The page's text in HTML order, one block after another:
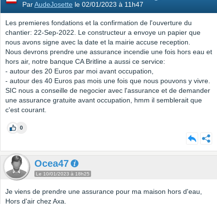
ParAudeJosette le 02/01/2023 à 11h47
Les premieres fondations et la confirmation de l'ouverture du
chantier: 22-Sep-2022. Le constructeur a envoye un papier que
nous avons signe avec la date et la mairie accuse reception.
Nous devrons prendre une assurance incendie une fois hors eau et
hors air, notre banque CA Britline a aussi ce service:
- autour des 20 Euros par moi avant occupation,
- autour des 40 Euros pas mois une fois que nous pouvons y vivre.
SIC nous a conseille de negocier avec l'assurance et de demander
une assurance gratuite avant occupation, hmm il semblerait que
c'est courant.
0
Ocea47
Le 10/01/2023 à 18h25
Je viens de prendre une assurance pour ma maison hors d'eau,
Hors d'air chez Axa.